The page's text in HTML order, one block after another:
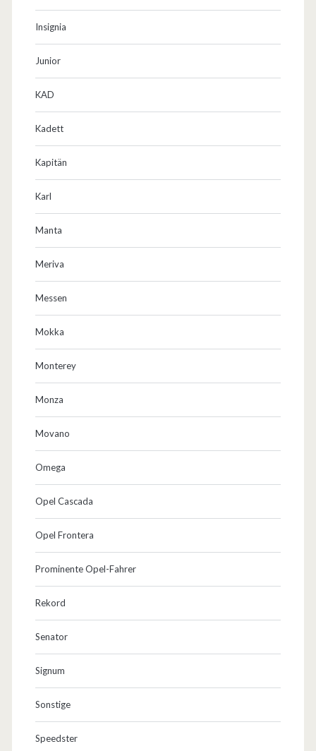
Insignia
Junior
KAD
Kadett
Kapitän
Karl
Manta
Meriva
Messen
Mokka
Monterey
Monza
Movano
Omega
Opel Cascada
Opel Frontera
Prominente Opel-Fahrer
Rekord
Senator
Signum
Sonstige
Speedster